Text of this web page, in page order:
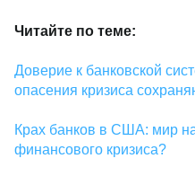
было проведено 277
Нацбанка на ближайшие
Таким образом, уже
за семь дней.